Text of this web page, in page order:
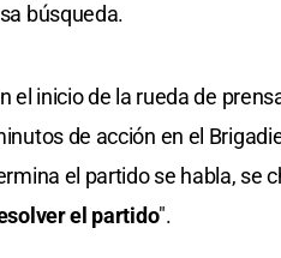
búsqueda.
el inicio de la rueda de
de acción en el
el partido se habla, se
el partido".